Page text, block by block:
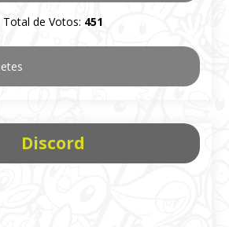
Total de Votos: 451
Discord